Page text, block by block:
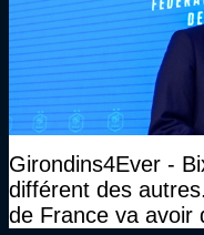
Girondins4Ever -
différent des
de France va avoir